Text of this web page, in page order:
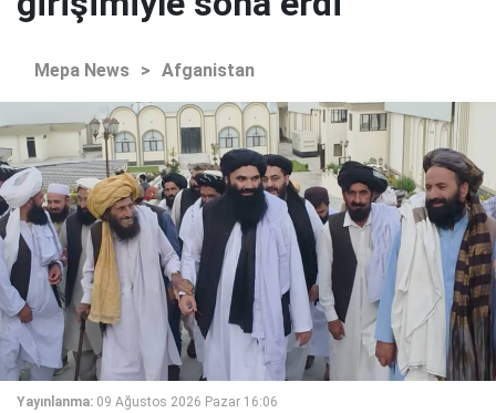
Mepa News > Afganistan
Yayınlanma: 09 Ağustos 2026 Pazar 16:06